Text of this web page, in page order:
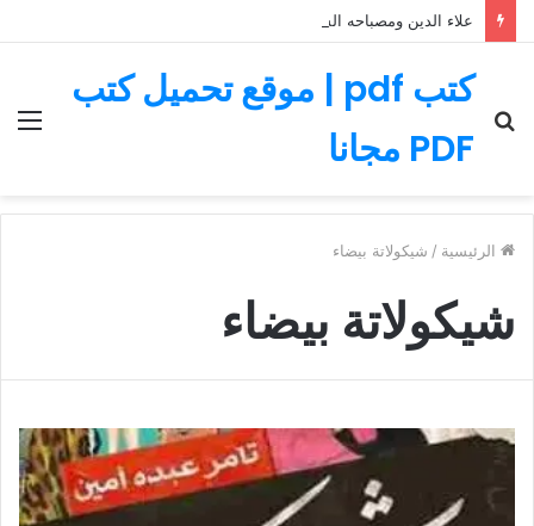
علاء الدين ومصباحه السحري – قصة رائعة مليئة بالمغامرات
كتب pdf | موقع تحميل كتب
PDF مجاناعن
الرئيسية / شيكولاتة بيضاء
شيكولاتة بيضاء